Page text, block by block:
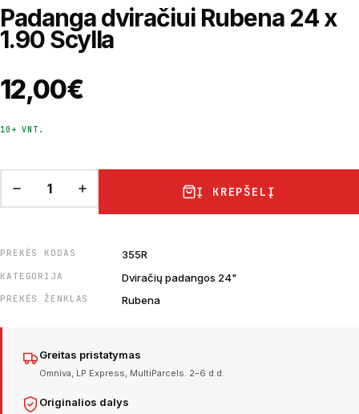
Padanga dviračiui Rubena 24 x
1.90 Scylla
12,00€
10+ VNT.
Į KREPŠELĮ
PREKĖS KODAS 355R
KATEGORIJA Dviračių padangos 24"
PREKĖS ŽENKLAS Rubena
Greitas pristatymas
Omniva, LP Express, MultiParcels. 2–6 d.d.
Originalios dalys